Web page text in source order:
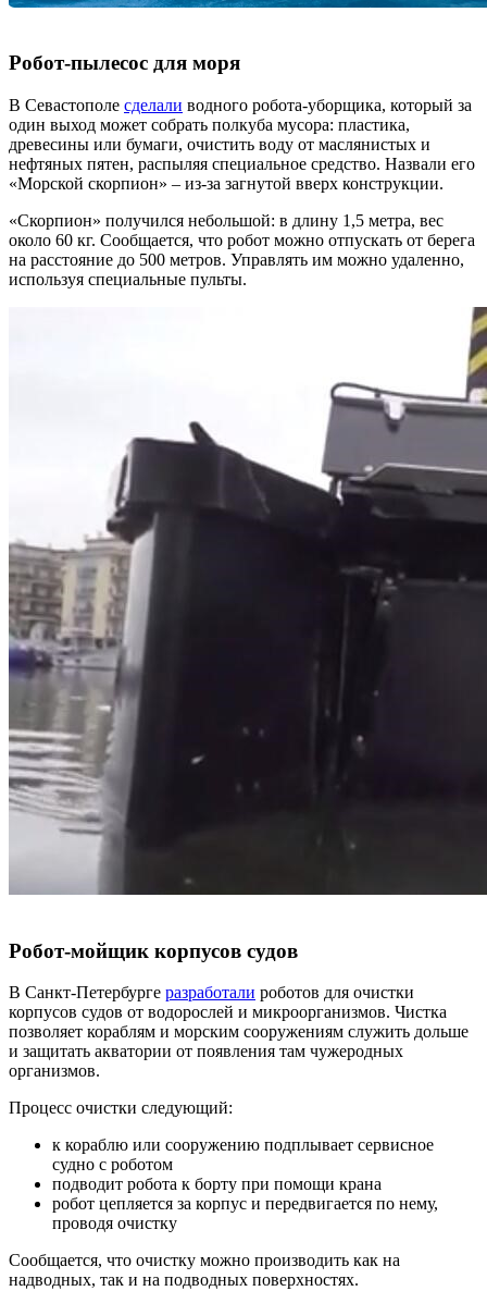
Робот-пылесос для моря
В Севастополе сделали водного робота-уборщика, который за
один выход может собрать полкуба мусора: пластика,
древесины или бумаги, очистить воду от маслянистых и
нефтяных пятен, распыляя специальное средство. Назвали его
«Морской скорпион» – из-за загнутой вверх конструкции.
«Скорпион» получился небольшой: в длину 1,5 метра, вес
около 60 кг. Сообщается, что робот можно отпускать от берега
на расстояние до 500 метров. Управлять им можно удаленно,
используя специальные пульты.
Робот-мойщик корпусов судов
В Санкт-Петербурге разработали роботов для очистки
корпусов судов от водорослей и микроорганизмов. Чистка
позволяет кораблям и морским сооружениям служить дольше
и защитать акватории от появления там чужеродных
организмов.
Процесс очистки следующий:
к кораблю или сооружению подплывает сервисное
судно с роботом
подводит робота к борту при помощи крана
робот цепляется за корпус и передвигается по нему,
проводя очистку
Сообщается, что очистку можно производить как на
надводных, так и на подводных поверхностях.